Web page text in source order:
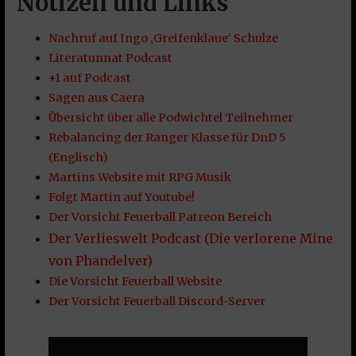
Nachruf auf Ingo ‚Greifenklaue‘ Schulze
Literatunnat Podcast
+1 auf Podcast
Sagen aus Caera
Übersicht über alle Podwichtel Teilnehmer
Rebalancing der Ranger Klasse für DnD 5
(Englisch)
Martins Website mit RPG Musik
Folgt Martin auf Youtube!
Der Vorsicht Feuerball Patreon Bereich
Der Verlieswelt Podcast (Die verlorene Mine
von Phandelver)
Die Vorsicht Feuerball Website
Der Vorsicht Feuerball Discord-Server